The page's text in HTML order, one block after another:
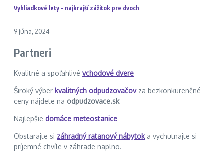
Vyhliadkové lety – najkrajší zážitok pre dvoch
9 júna, 2024
Partneri
Kvalitné a spoľahlivé vchodové dvere
Široký výber kvalitných odpudzovačovza bezkonkurenčné
ceny nájdete na odpudzovace.sk
Najlepšie domáce meteostanice
Obstarajte si záhradný ratanový nábytoka vychutnajte si
príjemné chvíle v záhrade naplno.